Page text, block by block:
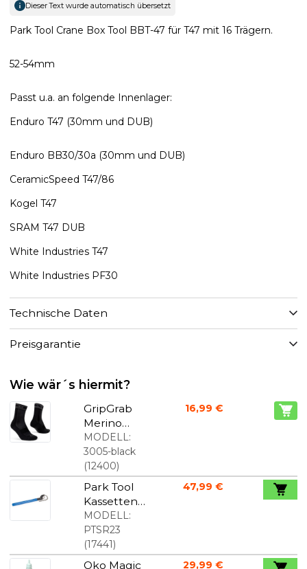
Dieser Text wurde automatisch übersetzt
Park Tool Crane Box Tool BBT-47 für T47 mit 16 Trägern.
52-54mm
Passt u.a. an folgende Innenlager:
Enduro T47 (30mm und DUB)
Enduro BB30/30a (30mm und DUB)
CeramicSpeed T47/86
Kogel T47
SRAM T47 DUB
White Industries T47
White Industries PF30
Technische Daten
Preisgarantie
Wie wär´s hiermit?
GripGrab
Merino
Wintersock
e für
Winter/Her
bst Schwarz
MODELL:
3005-black
(12400)
16,99 €
Park Tool
Kassettenp
eitsche SR-
2.3
MODELL:
PTSR23
(17441)
47,99 €
Oko Magic 29,99 €